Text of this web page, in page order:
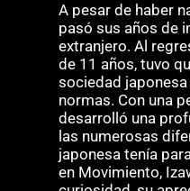
A pesar de haber
pasó sus años de
extranjero. Al
de 11 años, tuvo
sociedad
normas. Con una
desarrolló una
las numerosas
japonesa tenía
en Movimiento,